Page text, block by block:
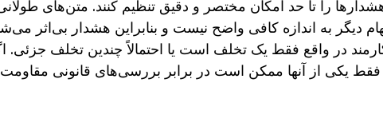
را تا حد امکان مختصر و دقیق تنظیم کنند. متن‌های
دیگر به اندازه کافی واضح نیست و بنابراین هشدار بی‌اثر
کارمند در واقع فقط یک تخلف است یا احتمالاً چندین تخلف جزئی.
یکی از آنها ممکن است در برابر بررسی‌های قانونی